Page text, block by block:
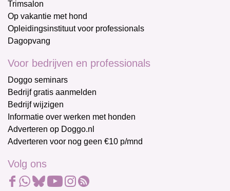
Trimsalon
Op vakantie met hond
Opleidingsinstituut voor professionals
Dagopvang
Voor bedrijven en professionals
Doggo seminars
Bedrijf gratis aanmelden
Bedrijf wijzigen
Informatie over werken met honden
Adverteren op Doggo.nl
Adverteren voor nog geen €10 p/mnd
Volg ons